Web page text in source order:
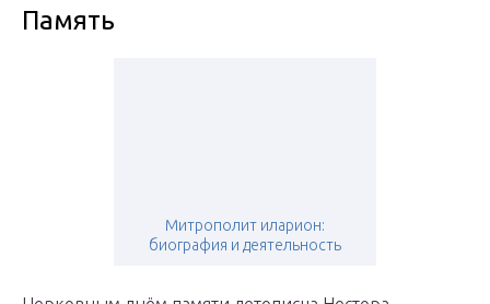
Память
Митрополит иларион:
биография и деятельность